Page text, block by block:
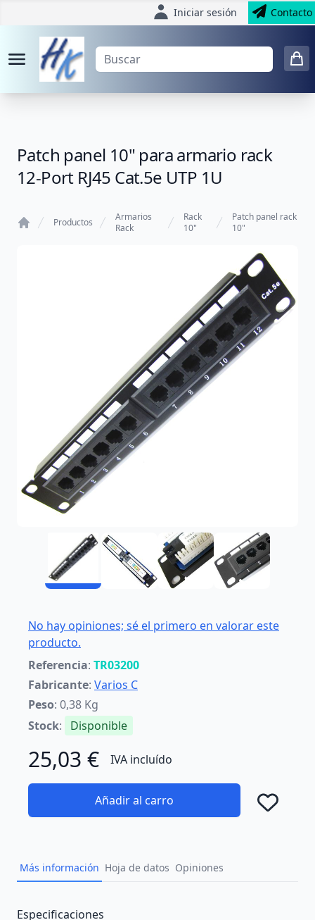
Iniciar sesión Contacto
Patch panel 10" para armario rack
12-Port RJ45 Cat.5e UTP 1U
Productos
Armarios
Rack
Rack
10"
Patch panel rack
10"
No hay opiniones; sé el primero en valorar este
producto.
Referencia: TR03200
Fabricante: Varios C
Peso: 0,38 Kg
Stock: Disponible
25,03 € IVA incluído
Añadir al carro
Más información Hoja de datos Opiniones
Description
Especificaciones